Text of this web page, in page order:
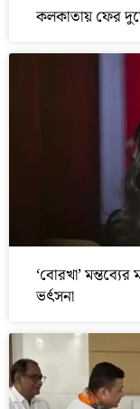
কলকাতায় ফের
‘বোরখা’ মন্তব্যের
ভর্ৎসনা